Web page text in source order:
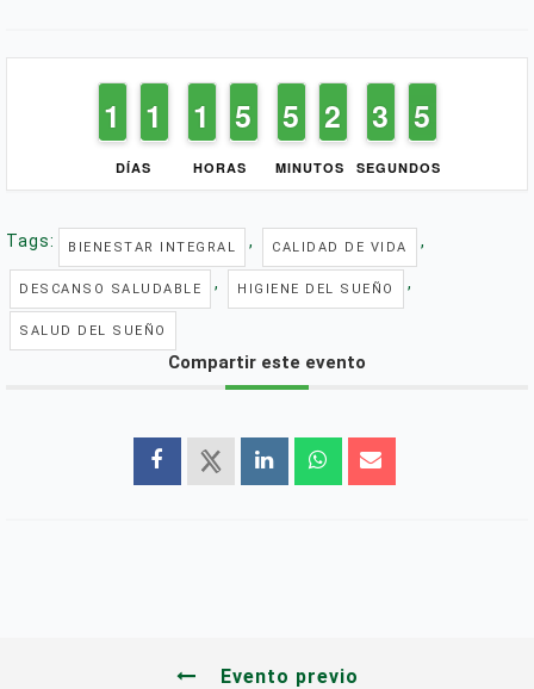
DÍAS
1
1
1
1 1
1
1
1
HORAS
1
1
1
1 4
4
5
5
MINUTOS
4
4
5
5 1
1
2
2
SEGUNDOS
4
3
3 5
5
4
Tags: BIENESTAR INTEGRAL , CALIDAD DE VIDA ,
DESCANSO SALUDABLE , HIGIENE DEL SUEÑO ,
SALUD DEL SUEÑO
Compartir este evento
Evento previo